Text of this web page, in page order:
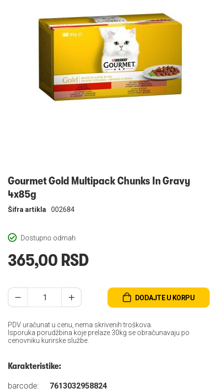
Gourmet Gold Multipack Chunks In Gravy
4x85g
Dostupno odmah
Šifra artikla 002684
365,00 RSD
DODAJTE U KORPU
PDV uračunat u cenu, nema skrivenih troškova.
Isporuka porudžbina koje prelaze 30kg se obračunavaju po
cenovniku kurirske službe.
Karakteristike:
barcode:
7613032958824